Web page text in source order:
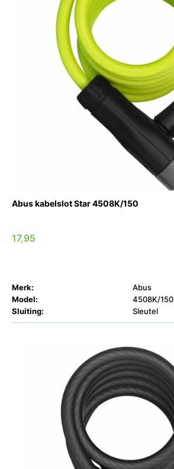
Abus kabelslot Star 4508K/150
17,95
Merk:
Abus
Model:
4508K/150
Sluiting:
Sleutel